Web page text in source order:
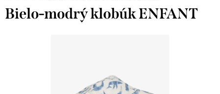
Bielo-modrý klobúk ENFANT